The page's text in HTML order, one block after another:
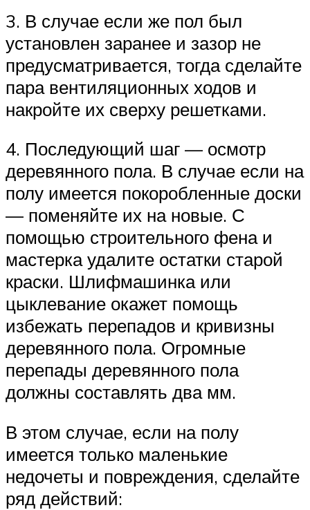
3. В случае если же пол был
установлен заранее и зазор не
предусматривается, тогда сделайте
пара вентиляционных ходов и
накройте их сверху решетками.
4. Последующий шаг — осмотр
деревянного пола. В случае если на
полу имеется покоробленные доски
— поменяйте их на новые. С
помощью строительного фена и
мастерка удалите остатки старой
краски. Шлифмашинка или
цыклевание окажет помощь
избежать перепадов и кривизны
деревянного пола. Огромные
перепады деревянного пола
должны составлять два мм.
В этом случае, если на полу
имеется только маленькие
недочеты и повреждения, сделайте
ряд действий: